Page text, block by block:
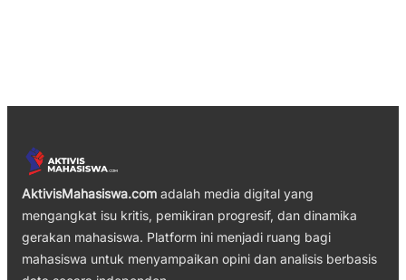
AktivisMahasiswa.com adalah media digital yang
mengangkat isu kritis, pemikiran progresif, dan dinamika
gerakan mahasiswa. Platform ini menjadi ruang bagi
mahasiswa untuk menyampaikan opini dan analisis berbasis